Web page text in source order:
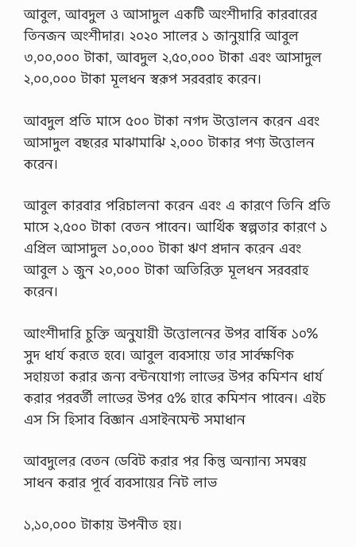
আবুল, আবদুল ও আসাদুল একটি অংশীদারি কারবারের
তিনজন অংশীদার। ২০২০ সালের ১ জানুয়ারি আবুল
৩,০০,০০০ টাকা, আবদুল ২,৫০,০০০ টাকা এবং আসাদুল
২,০০,০০০ টাকা মূলধন স্বরূপ সরবরাহ করেন।
আবদুল প্রতি মাসে ৫০০ টাকা নগদ উত্তোলন করেন এবং
আসাদুল বছরের মাঝামাঝি ২,০০০ টাকার পণ্য উত্তোলন
করেন।
আবুল কারবার পরিচালনা করেন এবং এ কারণে তিনি প্রতি
মাসে ২,৫০০ টাকা বেতন পাবেন। আর্থিক স্বল্পতার কারণে ১
এপ্রিল আসাদুল ১০,০০০ টাকা ঋণ প্রদান করেন এবং
আবুল ১ জুন ২০,০০০ টাকা অতিরিক্ত মূলধন সরবরাহ
করেন।
আংশীদারি চুক্তি অনুযায়ী উত্তোলনের উপর বার্ষিক ১০%
সুদ ধার্য করতে হবে। আবুল ব্যবসায়ে তার সার্বক্ষণিক
সহায়তা করার জন্য বন্টনযােগ্য লাভের উপর কমিশন ধার্য
করার পরবর্তী লাভের উপর ৫% হারে কমিশন পাবেন। এইচ
এস সি হিসাব বিজ্ঞান এসাইনমেন্ট সমাধান
আবদুলের বেতন ডেবিট করার পর কিন্তু অন্যান্য সমন্বয়
সাধন করার পূর্বে ব্যবসায়ের নিট লাভ
১,১০,০০০ টাকায় উপনীত হয়।